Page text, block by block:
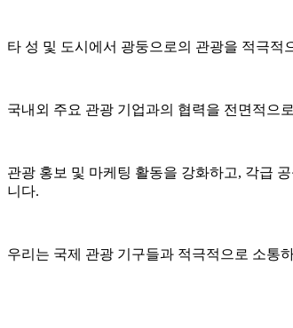
타 성 및 도시에서 광둥으로의 관광을 적극
국내외 주요 관광 기업과의 협력을 전면적으
관광 홍보 및 마케팅 활동을 강화하고, 각급
니다.
우리는 국제 관광 기구들과 적극적으로 소통